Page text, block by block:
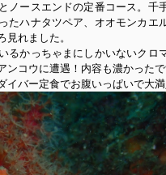
ノースエンドの定番コース。千
たハナタツペア、オオモンカエ
見れました。
るかっちゃまにしかいないクロ
ンコウに遭遇！内容も濃かったで
イバー定食でお腹いっぱいで大満